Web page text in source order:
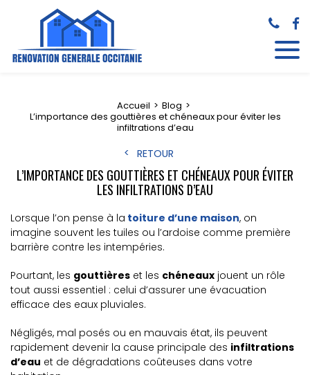
Accueil
Blog
L’importance des gouttières et chéneaux pour éviter les
infiltrations d’eau
RETOUR
L’IMPORTANCE DES GOUTTIÈRES ET CHÉNEAUX POUR ÉVITER
LES INFILTRATIONS D’EAU
Lorsque l’on pense à la toiture d’une maison, on
imagine souvent les tuiles ou l’ardoise comme première
barrière contre les intempéries.
Pourtant, les gouttières et les chéneaux jouent un rôle
tout aussi essentiel : celui d’assurer une évacuation
efficace des eaux pluviales.
Négligés, mal posés ou en mauvais état, ils peuvent
rapidement devenir la cause principale des infiltrations
d’eau et de dégradations coûteuses dans votre